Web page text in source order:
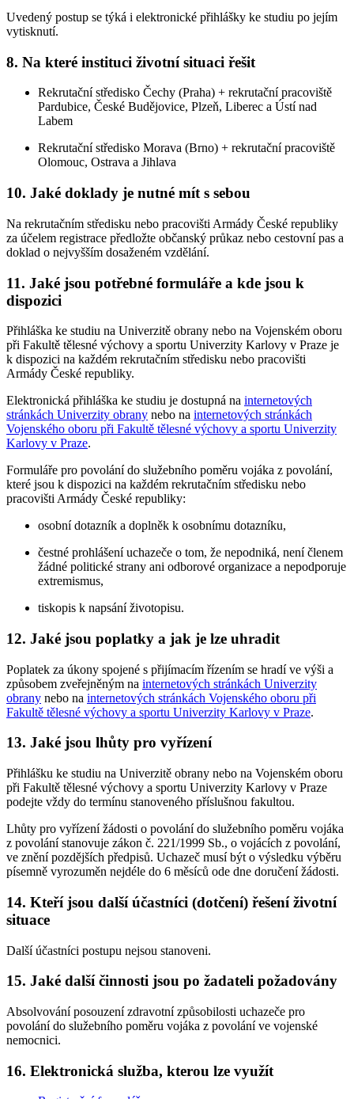
Uvedený postup se týká i elektronické přihlášky ke studiu po jejím
vytisknutí.
8. Na které instituci životní situaci řešit
Rekrutační středisko Čechy (Praha) + rekrutační pracoviště
Pardubice, České Budějovice, Plzeň, Liberec a Ústí nad
Labem
Rekrutační středisko Morava (Brno) + rekrutační pracoviště
Olomouc, Ostrava a Jihlava
10. Jaké doklady je nutné mít s sebou
Na rekrutačním středisku nebo pracovišti Armády České republiky
za účelem registrace předložte občanský průkaz nebo cestovní pas a
doklad o nejvyšším dosaženém vzdělání.
11. Jaké jsou potřebné formuláře a kde jsou k
dispozici
Přihláška ke studiu na Univerzitě obrany nebo na Vojenském oboru
při Fakultě tělesné výchovy a sportu Univerzity Karlovy v Praze je
k dispozici na každém rekrutačním středisku nebo pracovišti
Armády České republiky.
Elektronická přihláška ke studiu je dostupná na internetových
stránkách Univerzity obrany nebo na internetových stránkách
Vojenského oboru při Fakultě tělesné výchovy a sportu Univerzity
Karlovy v Praze.
Formuláře pro povolání do služebního poměru vojáka z povolání,
které jsou k dispozici na každém rekrutačním středisku nebo
pracovišti Armády České republiky:
osobní dotazník a doplněk k osobnímu dotazníku,
čestné prohlášení uchazeče o tom, že nepodniká, není členem
žádné politické strany ani odborové organizace a nepodporuje
extremismus,
tiskopis k napsání životopisu.
12. Jaké jsou poplatky a jak je lze uhradit
Poplatek za úkony spojené s přijímacím řízením se hradí ve výši a
způsobem zveřejněným na internetových stránkách Univerzity
obrany nebo na internetových stránkách Vojenského oboru při
Fakultě tělesné výchovy a sportu Univerzity Karlovy v Praze.
13. Jaké jsou lhůty pro vyřízení
Přihlášku ke studiu na Univerzitě obrany nebo na Vojenském oboru
při Fakultě tělesné výchovy a sportu Univerzity Karlovy v Praze
podejte vždy do termínu stanoveného příslušnou fakultou.
Lhůty pro vyřízení žádosti o povolání do služebního poměru vojáka
z povolání stanovuje zákon č. 221/1999 Sb., o vojácích z povolání,
ve znění pozdějších předpisů. Uchazeč musí být o výsledku výběru
písemně vyrozuměn nejdéle do 6 měsíců ode dne doručení žádosti.
14. Kteří jsou další účastníci (dotčení) řešení životní
situace
Další účastníci postupu nejsou stanoveni.
15. Jaké další činnosti jsou po žadateli požadovány
Absolvování posouzení zdravotní způsobilosti uchazeče pro
povolání do služebního poměru vojáka z povolání ve vojenské
nemocnici.
16. Elektronická služba, kterou lze využít